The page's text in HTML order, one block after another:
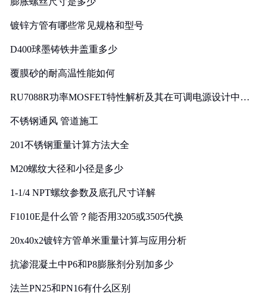
镀锌方管有哪些常见规格和型号
D400球墨铸铁井盖重多少
覆膜砂的耐高温性能如何
RU7088R功率MOSFET特性解析及其在可调电源设计中的
不锈钢通风 管道施工
201不锈钢重量计算方法大全
M20螺纹大径和小径是多少
1-1/4 NPT螺纹参数及底孔尺寸详解
F1010E是什么管？能否用3205或3505代换
20x40x2镀锌方管单米重量计算与应用分析
抗渗混凝土中P6和P8膨胀剂分别加多少
法兰PN25和PN16有什么区别